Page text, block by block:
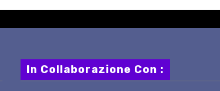
In Collaborazione Con :